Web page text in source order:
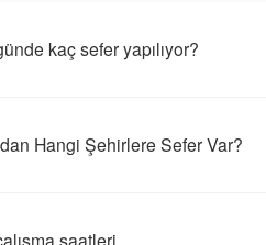
kaç sefer yapılıyor?
Hangi Şehirlere Sefer Var?